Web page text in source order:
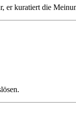
er kuratiert die